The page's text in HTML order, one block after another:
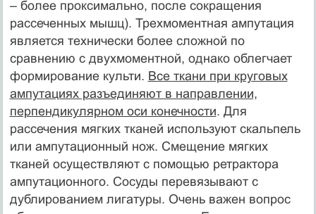
– более проксимально, после сокращения
рассеченных мышц). Трехмоментная ампутация
является технически более сложной по
сравнению с двухмоментной, однако облегчает
формирование культи. Все ткани при круговых
ампутациях разъединяют в направлении,
перпендикулярном оси конечности. Для
рассечения мягких тканей используют скальпель
или ампутационный нож. Смещение мягких
тканей осуществляют с помощью ретрактора
ампутационного. Сосуды перевязывают с
дублированием лигатуры. Очень важен вопрос